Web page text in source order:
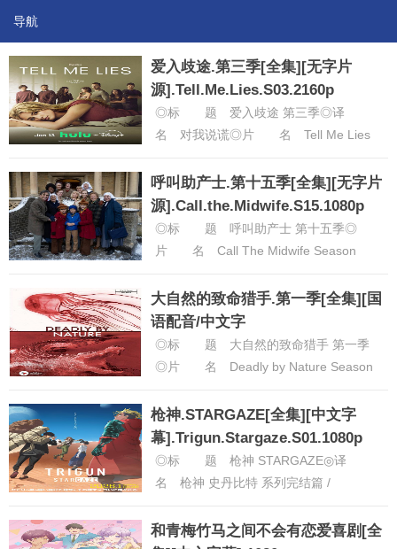
导航
爱入歧途.第三季[全集][无字片
源].Tell.Me.Lies.S03.2160p
◎标 题 爱入歧途 第三季◎译
名 对我说谎◎片 名 Tell Me Lies
地 美国◎...... [详细]
呼叫助产士.第十五季[全集][无字片
源].Call.the.Midwife.S15.1080p
◎标 题 呼叫助产士 第十五季◎
片 名 Call The Midwife Season
◎类 ...... [详细]
大自然的致命猎手.第一季[全集][国
语配音/中文字
幕
◎标 题 大自然的致命猎手 第一季
◎片 名 Deadly by Nature Season
亚◎...... [详细]
枪神.STARGAZE[全集][中文字
幕].Trigun.Stargaze.S01.1080p
◎标 题 枪神 STARGAZE◎译
名 枪神 史丹比特 系列完结篇 /
◎片 名 TR...... [详细]
和青梅竹马之间不会有恋爱喜剧[全